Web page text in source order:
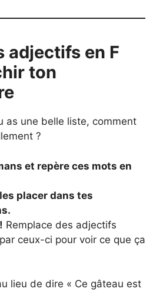
adjectifs en F
ton
as une belle liste, comment
?
et repère ces mots en
placer dans tes
Remplace des adjectifs
ceux-ci pour voir ce que ça
lieu de dire « Ce gâteau est